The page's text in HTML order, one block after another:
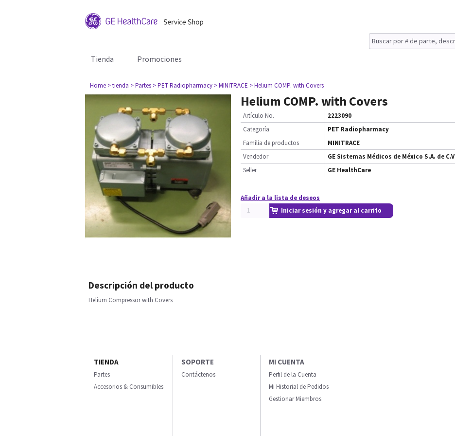
Tienda Promociones
Home > tienda > Partes > PET Radiopharmacy > MINITRACE > Helium COMP. with Covers
Helium COMP. with Covers
Artículo No.
2223090
Categoría
PET Radiopharmacy
Familia de productos
MINITRACE
Vendedor
GE Sistemas Médicos de México S.A. de C.V
Seller
GE HealthCare
Añadir a la lista de deseos
Iniciar sesión y agregar al carrito
Descripción del producto
Helium Compressor with Covers
TIENDA
Partes
Accesorios & Consumibles
SOPORTE
Contáctenos
MI CUENTA
Perfil de la Cuenta
Mi Historial de Pedidos
Gestionar Miembros